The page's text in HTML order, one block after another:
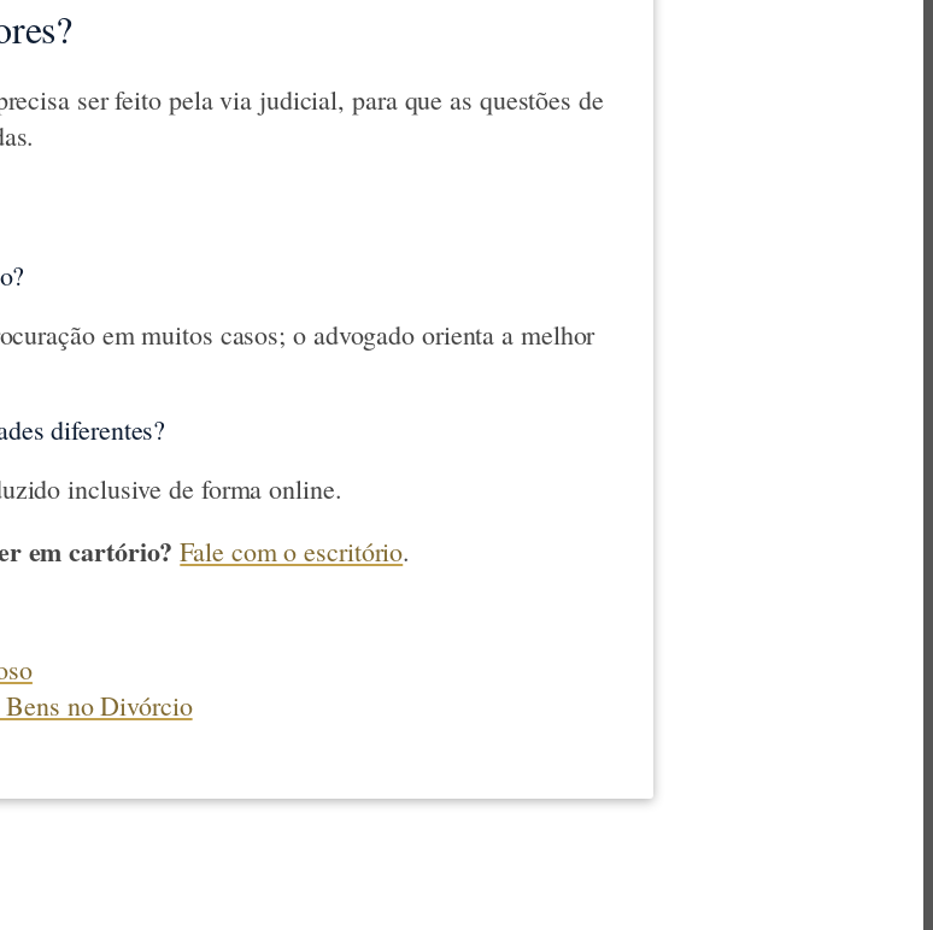
ser feito pela via judicial, para que as questões de
em muitos casos; o advogado orienta a melhor
diferentes?
inclusive de forma online.
em cartório? Fale com o escritório.
no Divórcio